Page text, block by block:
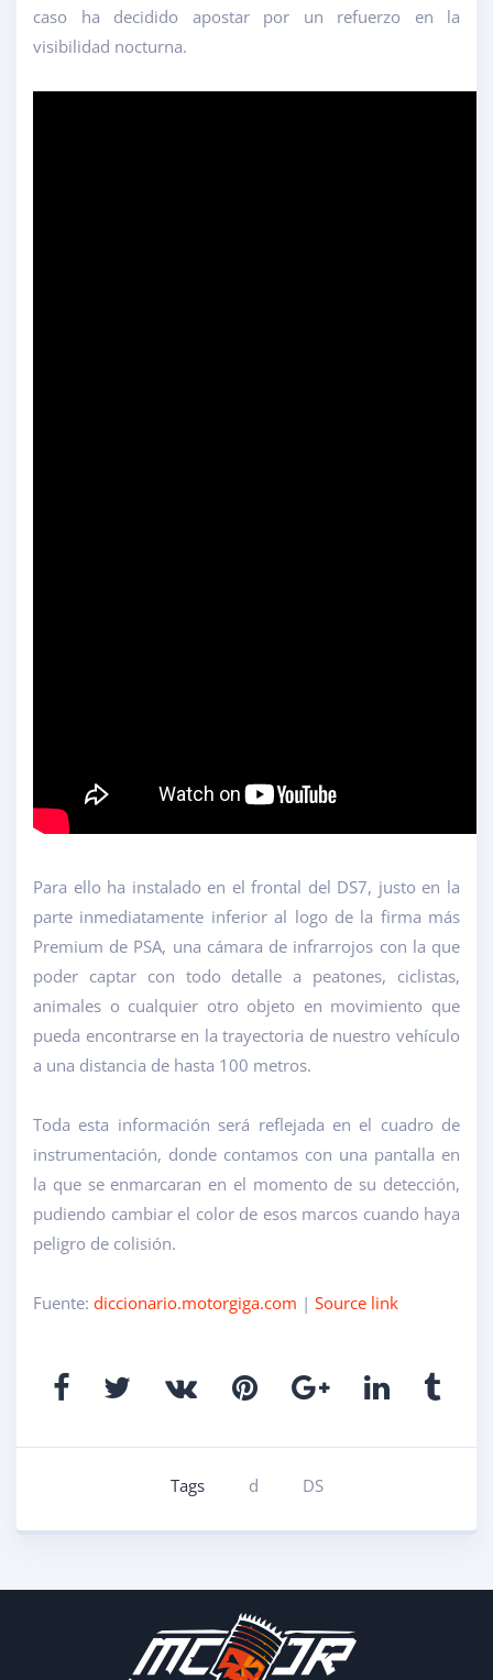
caso ha decidido apostar por un refuerzo en la
visibilidad nocturna.
Para ello ha instalado en el frontal del DS7, justo en la
parte inmediatamente inferior al logo de la firma más
Premium de PSA, una cámara de infrarrojos con la que
poder captar con todo detalle a peatones, ciclistas,
animales o cualquier otro objeto en movimiento que
pueda encontrarse en la trayectoria de nuestro vehículo
a una distancia de hasta 100 metros.
Toda esta información será reflejada en el cuadro de
instrumentación, donde contamos con una pantalla en
la que se enmarcaran en el momento de su detección,
pudiendo cambiar el color de esos marcos cuando haya
peligro de colisión.
Fuente: diccionario.motorgiga.com | Source link
Tags d DS